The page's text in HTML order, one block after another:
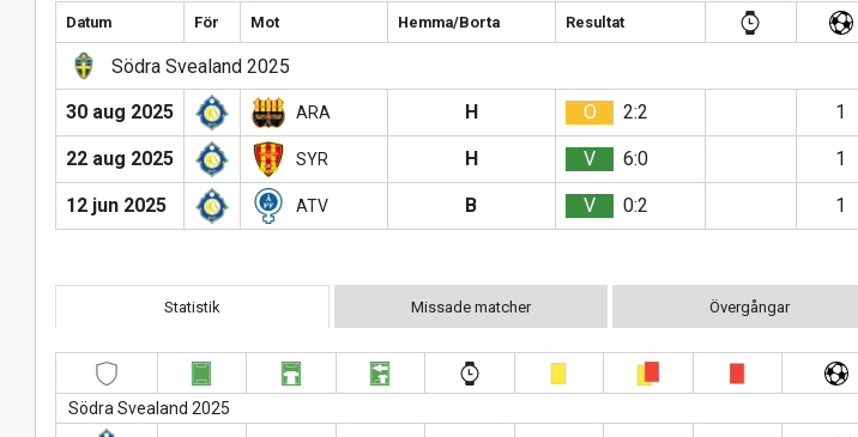
Datum För Mot Hemma/Borta Resultat
Södra Svealand 2025
30 aug 2025 ARA H O 2:2 1
22 aug 2025 SYR H V 6:0 1
12 jun 2025 ATV B V 0:2 1
Statistik Missade matcher Övergångar
Södra Svealand 2025